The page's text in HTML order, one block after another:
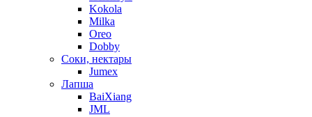
Kokola
Milka
Oreo
Dobby
Соки, нектары
Jumex
Лапша
BaiXiang
JML